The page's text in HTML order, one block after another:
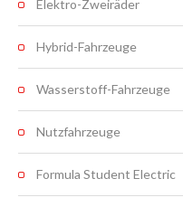
Elektro-Zweiräder
Hybrid-Fahrzeuge
Wasserstoff-Fahrzeuge
Nutzfahrzeuge
Formula Student Electric